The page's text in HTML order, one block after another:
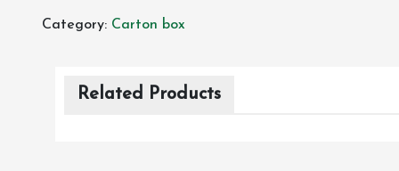
Category: Carton box
Related Products